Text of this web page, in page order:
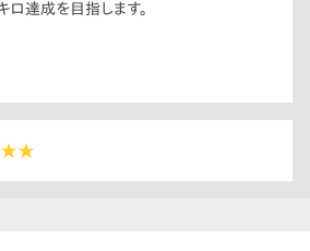
達成を目指します。